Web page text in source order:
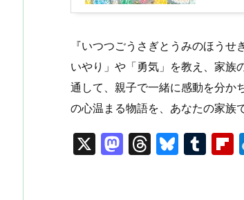
『いつつごうさぎとうみのほう
いやり」や「勇気」を教え、家族
通して、親子で一緒に感動を分か
の心温まる物語を、あなたの家族
X
M T
Bl T